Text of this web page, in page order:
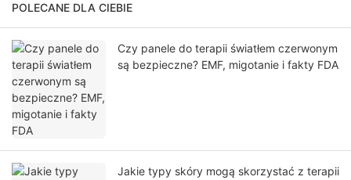
POLECANE DLA CIEBIE
Czy panele do terapii światłem czerwonym
są bezpieczne? EMF, migotanie i fakty FDA
Jakie typy skóry mogą skorzystać z terapii